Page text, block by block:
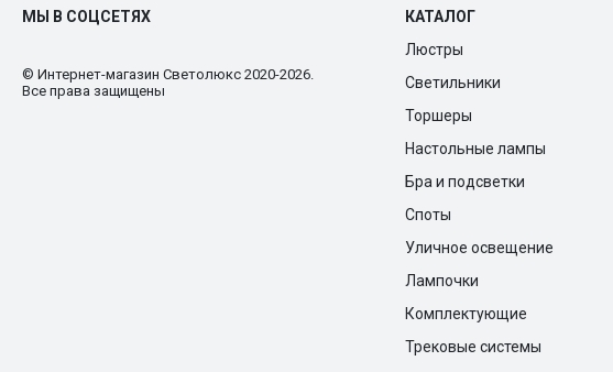
МЫ В СОЦСЕТЯХ
© Интернет-магазин Cветолюкс 2020-2026.
Все права защищены
КАТАЛОГ
Люстры
Светильники
Торшеры
Настольные лампы
Бра и подсветки
Споты
Уличное освещение
Лампочки
Комплектующие
Трековые системы